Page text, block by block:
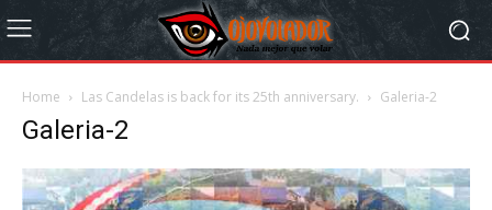
Home Las Candelas is back for its 25th anniversary. Galeria-2
Galeria-2